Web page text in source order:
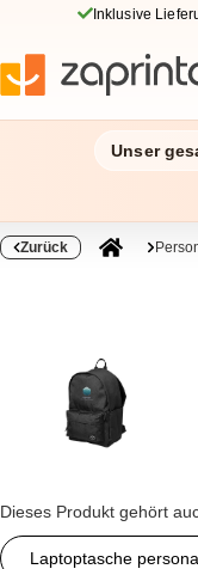
Inklusive
Unser
Zurück
Dieses Produkt gehört
Laptoptasche